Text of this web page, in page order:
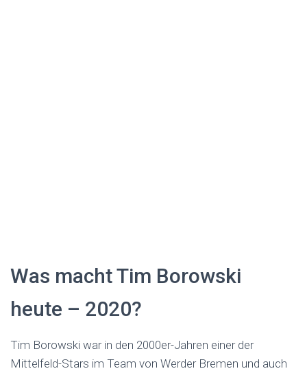
Was macht Tim Borowski
heute – 2020?
Tim Borowski war in den 2000er-Jahren einer der
Mittelfeld-Stars im Team von Werder Bremen und auch